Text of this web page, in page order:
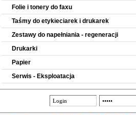
Folie i tonery do faxu
Taśmy do etykieciarek i drukarek
Zestawy do napełniania - regeneracji
Drukarki
Papier
Serwis - Eksploatacja